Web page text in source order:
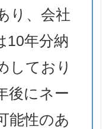
り、会社
10年分納
しており
後にネー
能性のあ